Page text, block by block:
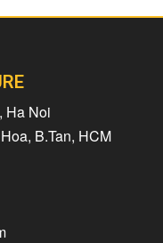
Ha Noi
B.Tan, HCM